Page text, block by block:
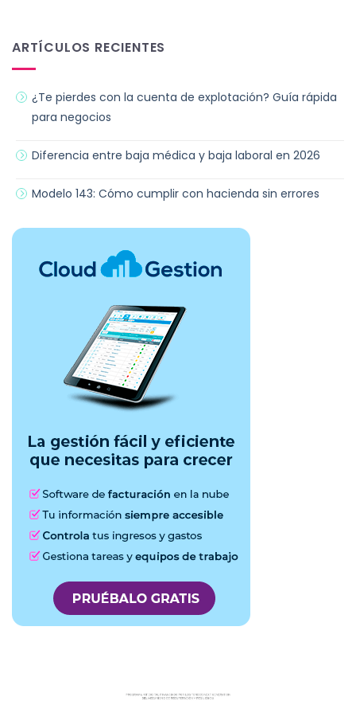
ARTÍCULOS RECIENTES
¿Te pierdes con la cuenta de explotación? Guía rápida
para negocios
Diferencia entre baja médica y baja laboral en 2026
Modelo 143: Cómo cumplir con hacienda sin errores